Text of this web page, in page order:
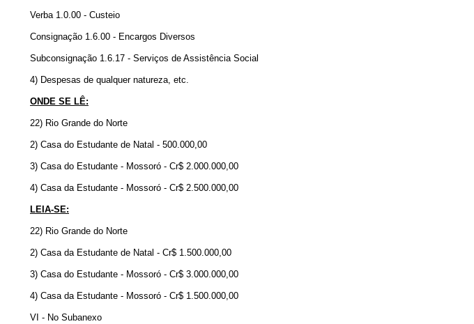
Verba 1.0.00 - Custeio
Consignação 1.6.00 - Encargos Diversos
Subconsignação 1.6.17 - Serviços de Assistência Social
4) Despesas de qualquer natureza, etc.
ONDE SE LÊ:
22) Rio Grande do Norte
2) Casa do Estudante de Natal - 500.000,00
3) Casa do Estudante - Mossoró - Cr$ 2.000.000,00
4) Casa da Estudante - Mossoró - Cr$ 2.500.000,00
LEIA-SE:
22) Rio Grande do Norte
2) Casa da Estudante de Natal - Cr$ 1.500.000,00
3) Casa do Estudante - Mossoró - Cr$ 3.000.000,00
4) Casa da Estudante - Mossoró - Cr$ 1.500.000,00
VI - No Subanexo